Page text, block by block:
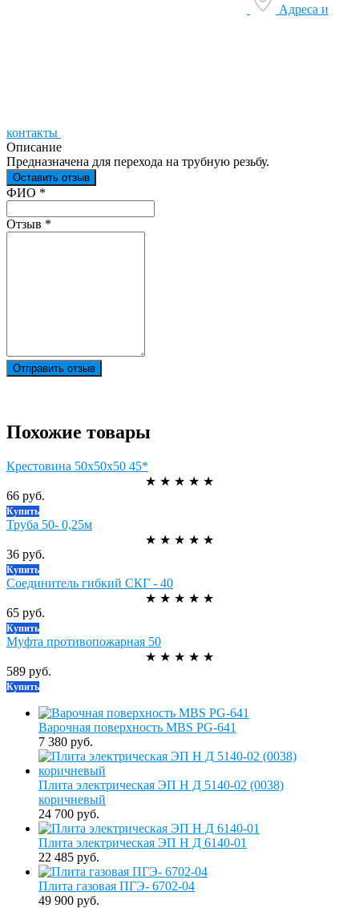
Адреса и
контакты
Описание
Предназначена для перехода на трубную резьбу.
Оставить отзыв
Ваш отзыв был отправлен!
ФИО *
Отзыв *
Отправить отзыв
Похожие товары
Крестовина 50х50х50 45*
★ ★ ★ ★ ★
66 руб.
Купить
Труба 50- 0,25м
★ ★ ★ ★ ★
36 руб.
Купить
Соединитель гибкий СКГ - 40
★ ★ ★ ★ ★
65 руб.
Купить
Муфта противопожарная 50
★ ★ ★ ★ ★
589 руб.
Купить
Варочная поверхность MBS PG-641
7 380 руб.
Плита электрическая ЭП Н Д 5140-02 (0038)
коричневый
24 700 руб.
Плита электрическая ЭП Н Д 6140-01
22 485 руб.
Плита газовая ПГЭ- 6702-04
49 900 руб.